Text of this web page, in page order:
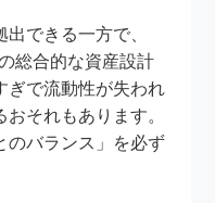
出できる一方で、
総合的な資産設計
ぎで流動性が失われ
それもあります。
のバランス」を必ず